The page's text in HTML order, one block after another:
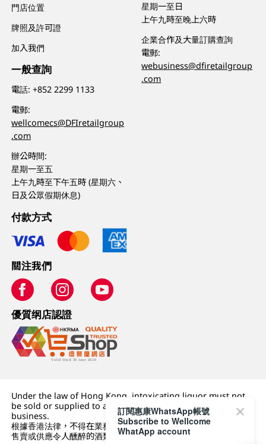
門店位置
牌照及許可證
加入我們
一般查詢
電話:+852 2299 1133
電郵:
wellcomecs@DFIretailgroup
.com
辦公時間:
星期一至五
上午九時至下午五時 (星期六、
日及公眾假期休息)
星期一至日
上午九時至晚上六時
企業合作及大量訂購查詢
電郵:
webusiness@dfiretailgroup
.com
付款方式
關注我們
優質纲店認證
Under the law of Hong Kong, intoxicating liquor must not
be sold or supplied to a minor (under 18) in the course of
business.
根據香港法律，不得在業務過程中，向未成年人 (18 歲以下人士)
售賣或供應令人醺醉的酒類。
訂閱惠康WhatsApp帳號
Subscribe to Wellcome
WhatApp account